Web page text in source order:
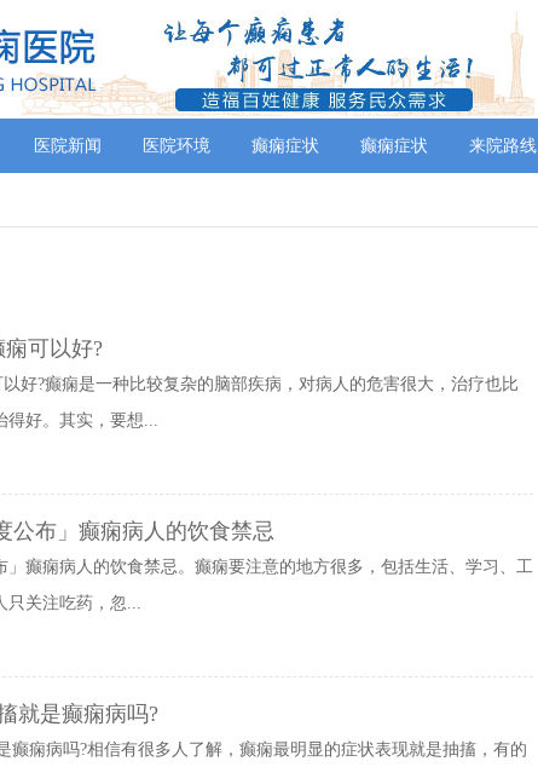
医院新闻 医院环境 癫痫症状 癫痫症状 来院路线
可以好?
好?癫痫是一种比较复杂的脑部疾病，对病人的危害很大，治疗也比
得好。其实，要想...
公布」癫痫病人的饮食禁忌
」癫痫病人的饮食禁忌。癫痫要注意的地方很多，包括生活、学习、工
只关注吃药，忽...
就是癫痫病吗?
癫痫病吗?相信有很多人了解，癫痫最明显的症状表现就是抽搐，有的